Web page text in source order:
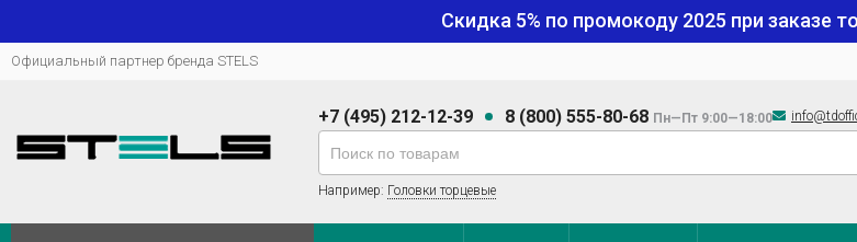
Скидка 5% по промокоду 2025 при заказе
Официальный партнер бренда STELS
+7 (495) 212-12-39 8 (800) 555-80-68 Пн—Пт 9:00—18:00
Например: Головки торцевые